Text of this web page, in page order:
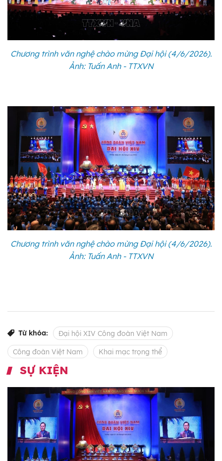
Chương trình văn nghệ chào mừng Đại hội (4/6/2026).
Ảnh: Tuấn Anh - TTXVN
Chương trình văn nghệ chào mừng Đại hội (4/6/2026).
Ảnh: Tuấn Anh - TTXVN
Từ khóa: Đại hội XIV Công đoàn Việt Nam
Công đoàn Việt Nam Khai mạc trọng thể
SỰ KIỆN